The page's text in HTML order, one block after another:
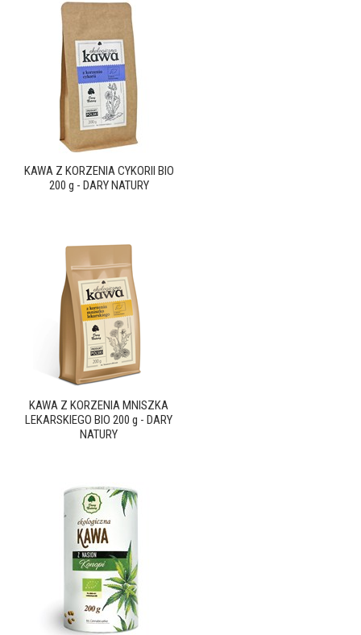
KAWA Z KORZENIA CYKORII BIO
200 g - DARY NATURY
KAWA Z KORZENIA MNISZKA
LEKARSKIEGO BIO 200 g - DARY
NATURY